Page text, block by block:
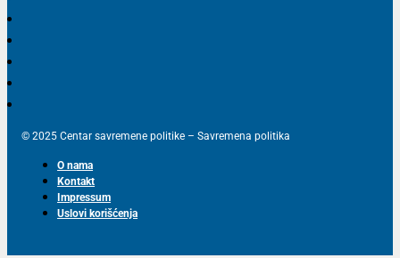
© 2025 Centar savremene politike – Savremena politika
O nama
Kontakt
Impressum
Uslovi korišćenja